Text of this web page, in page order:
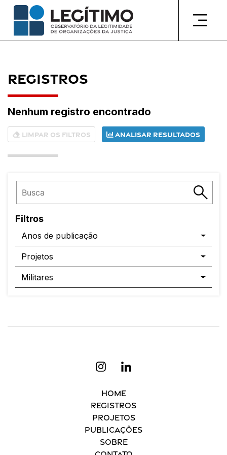
Pular
para
conteúdo
Registros
Nenhum registro encontrado
Limpar os filtros Analisar resultados
Filtros
Anos de publicação
Projetos
Militares
Home
Registros
Projetos
Publicações
Sobre